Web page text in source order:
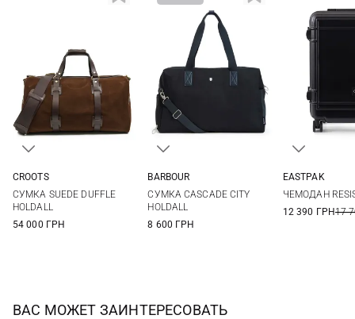
CROOTS
СУМКА SUEDE DUFFLE
HOLDALL
54 000 ГРН
BARBOUR
СУМКА CASCADE CITY
HOLDALL
8 600 ГРН
EASTPAK
ЧЕМОДАН
12 390 ГРН17
ВАС МОЖЕТ ЗАИНТЕРЕСОВАТЬ